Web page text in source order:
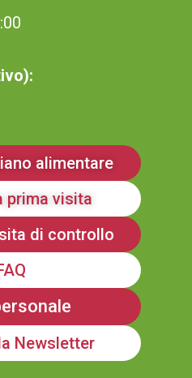
alimentare
prima visita
di controllo
Newsletter